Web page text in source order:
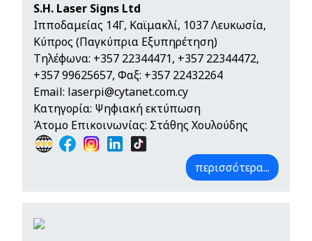
S.H. Laser Signs Ltd
Ιπποδαμείας 14Γ, Καϊμακλί, 1037 Λευκωσία,
Κύπρος (Παγκύπρια Εξυπηρέτηση)
Τηλέφωνα: +357 22344471, +357 22344472,
+357 99625657, Φαξ: +357 22432264
Email: laserpi@cytanet.com.cy
Κατηγορία: Ψηφιακή εκτύπωση
Άτομο Επικοινωνίας: Στάθης Χουλούδης
περισσότερα...